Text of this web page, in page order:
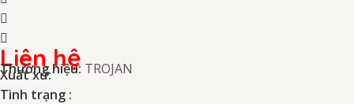
Liên hệ
Thương hiệu: TROJAN
Xuất xứ:
Tình trạng :